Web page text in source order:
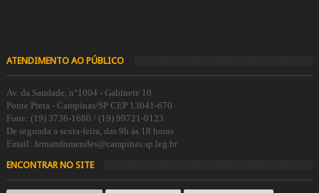
ATENDIMENTO AO PÚBLICO
Av. da Saudade, n°1004 - Gabinete 10
Ponte Preta - Campinas/SP CEP 13041-670
Fone: (19) 3736-1680 / (19) 99721-0123
De segunda a sexta-feira, das 9h às 18 horas
Email: fernandomendes@campinas.sp.leg.br
ENCONTRAR NO SITE